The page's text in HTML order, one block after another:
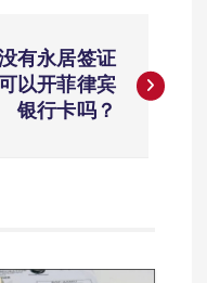
有永居签证
以开菲律宾
银行卡吗？